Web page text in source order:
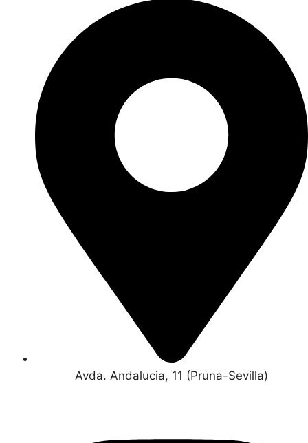
Avda. Andalucia, 11 (Pruna-Sevilla)